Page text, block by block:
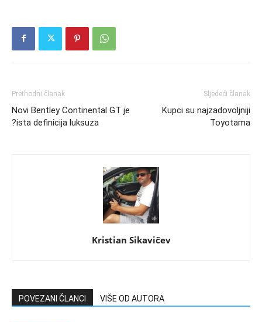
Prethodni članak
Novi Bentley Continental GT je
?ista definicija luksuza
Sljedeći članak
Kupci su najzadovoljniji
Toyotama
Kristian Sikavičev
POVEZANI ČLANCI VIŠE OD AUTORA